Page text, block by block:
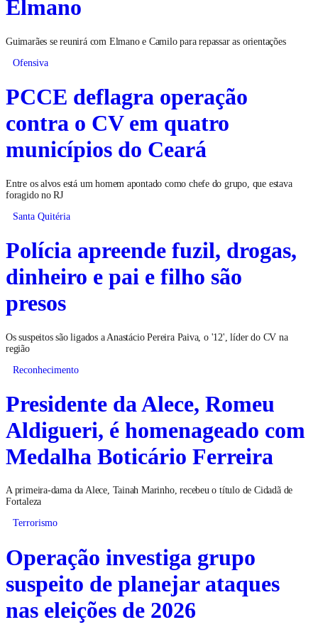
Elmano
Guimarães se reunirá com Elmano e Camilo para repassar as orientações
Ofensiva
PCCE deflagra operação
contra o CV em quatro
municípios do Ceará
Entre os alvos está um homem apontado como chefe do grupo, que estava
foragido no RJ
Santa Quitéria
Polícia apreende fuzil, drogas,
dinheiro e pai e filho são
presos
Os suspeitos são ligados a Anastácio Pereira Paiva, o '12', líder do CV na
região
Reconhecimento
Presidente da Alece, Romeu
Aldigueri, é homenageado com
Medalha Boticário Ferreira
A primeira-dama da Alece, Tainah Marinho, recebeu o título de Cidadã de
Fortaleza
Terrorismo
Operação investiga grupo
suspeito de planejar ataques
nas eleições de 2026